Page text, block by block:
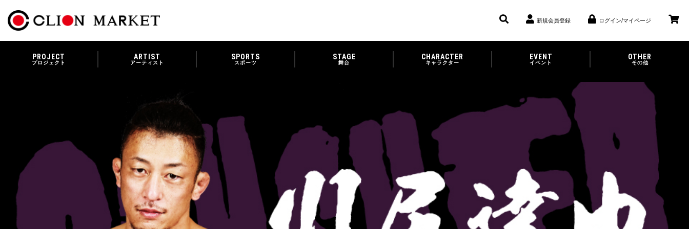
新規会員登録 ログイン/マイページ
PROJECT
プロジェクト
ARTIST
アーティスト
SPORTS
スポーツ
STAGE
舞台
CHARACTER
キャラクター
EVENT
イベント
OTHER
その他